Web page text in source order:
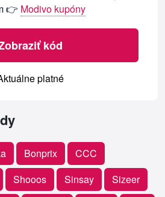
👉 Modivo kupóny
kód
platné
Bonprix
CCC
Shooos Sinsay
Sizeer